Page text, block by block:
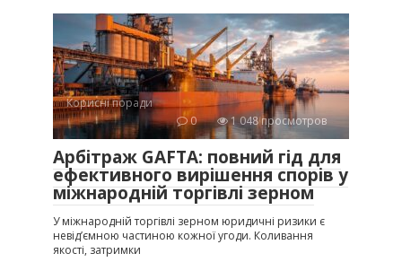
Корисні поради
0
1 048 просмотров
Арбітраж GAFTA: повний гід для
ефективного вирішення спорів у
міжнародній торгівлі зерном
У міжнародній торгівлі зерном юридичні ризики є
невід’ємною частиною кожної угоди. Коливання
якості, затримки